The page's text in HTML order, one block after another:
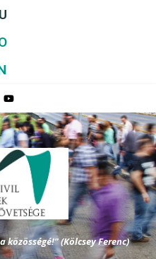
(Kölcsey Ferenc)